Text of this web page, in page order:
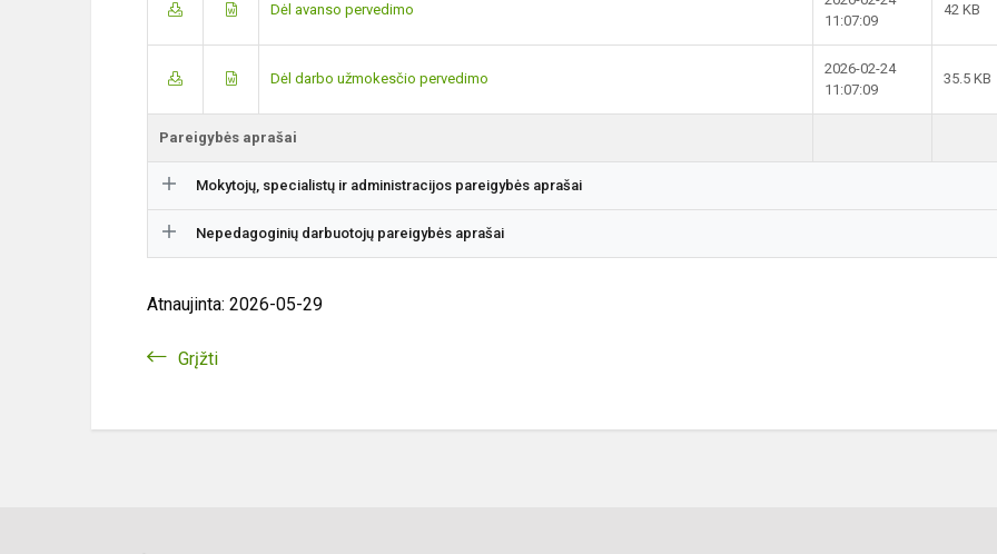
Dėl avanso pervedimo
11:07:09
42 KB
Dėl darbo užmokesčio pervedimo
2026-02-24
11:07:09
35.5 KB
Pareigybės aprašai
Mokytojų, specialistų ir administracijos pareigybės aprašai
Nepedagoginių darbuotojų pareigybės aprašai
Atnaujinta: 2026-05-29
Grįžti